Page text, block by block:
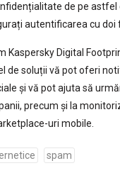
de pe
autentificarea cu doi
Digital
de soluții vă pot oferi
și vă pot ajuta să
precum și la
uri mobile.
spam